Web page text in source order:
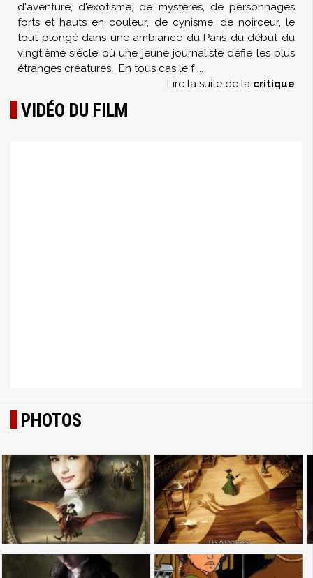
d'aventure, d'exotisme, de mystères, de personnages
forts et hauts en couleur, de cynisme, de noirceur, le
tout plongé dans une ambiance du Paris du début du
vingtième siècle où une jeune journaliste défie les plus
étranges créatures. En tous cas le f ...
Lire la suite de la critique
VIDÉO DU FILM
PHOTOS